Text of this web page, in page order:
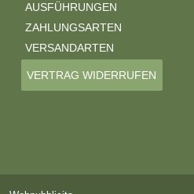
AUSFÜHRUNGEN
ZAHLUNGSARTEN
VERSANDARTEN
VERTRAG WIDERRUFEN